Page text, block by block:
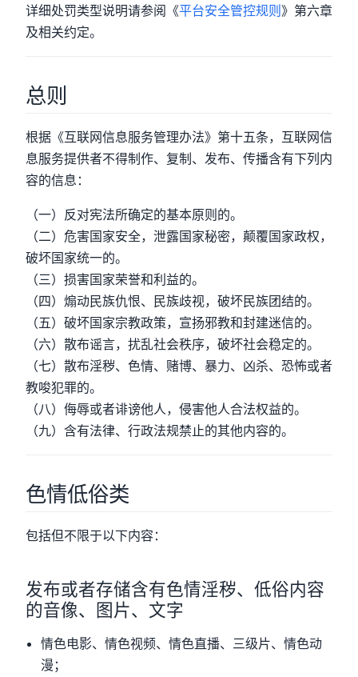
详细处罚类型说明请参阅《平台安全管控规则 》第六章
及相关约定。
总则
根据《互联网信息服务管理办法》第十五条，互联网信
息服务提供者不得制作、复制、发布、传播含有下列内
容的信息：
（一）反对宪法所确定的基本原则的。
（二）危害国家安全，泄露国家秘密，颠覆国家政权，
破坏国家统一的。
（三）损害国家荣誉和利益的。
（四）煽动民族仇恨、民族歧视，破坏民族团结的。
（五）破坏国家宗教政策，宣扬邪教和封建迷信的。
（六）散布谣言，扰乱社会秩序，破坏社会稳定的。
（七）散布淫秽、色情、赌博、暴力、凶杀、恐怖或者
教唆犯罪的。
（八）侮辱或者诽谤他人，侵害他人合法权益的。
（九）含有法律、行政法规禁止的其他内容的。
色情低俗类
包括但不限于以下内容：
发布或者存储含有色情淫秽、低俗内容
的音像、图片、文字
情色电影、情色视频、情色直播、三级片、情色动
漫；